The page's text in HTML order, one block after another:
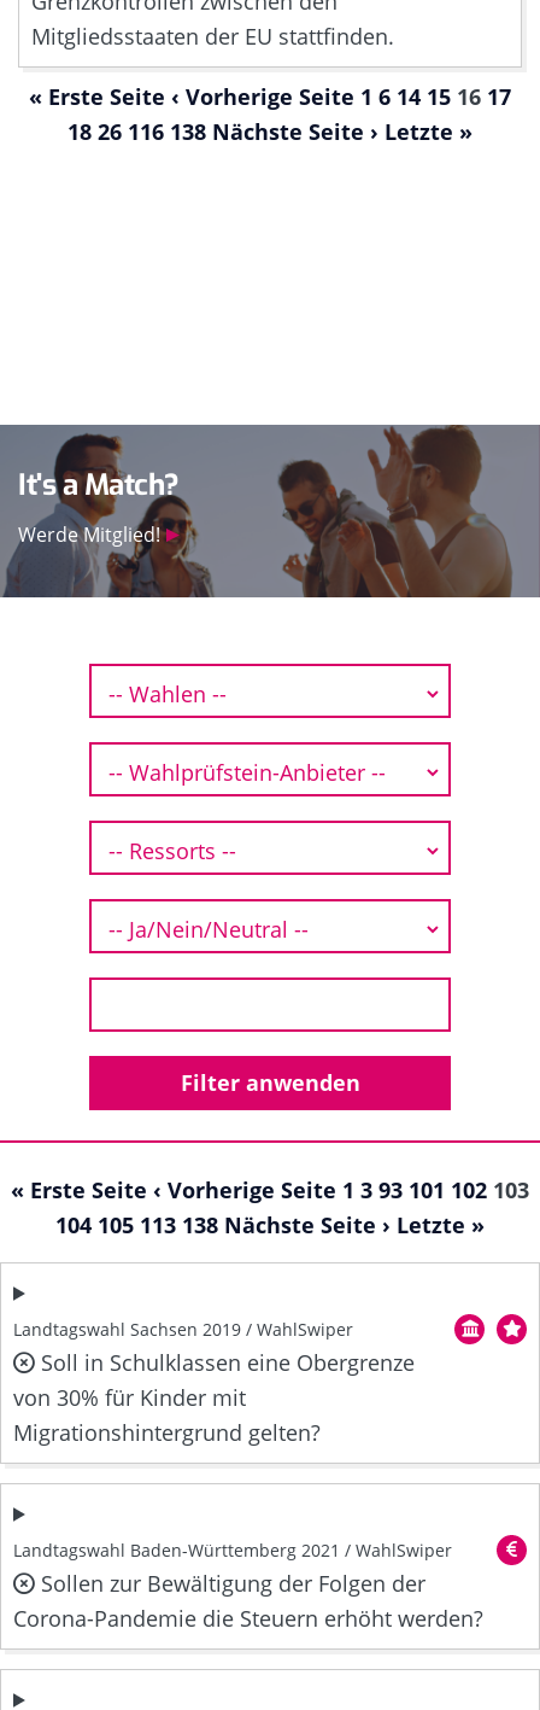
Mitgliedsstaaten der EU stattfinden.
« Erste Seite ‹ Vorherige Seite 1 6 14 15 16 17
18 26 116 138 Nächste Seite › Letzte »
It's a Match?
Werde Mitglied!
« Erste Seite ‹ Vorherige Seite 1 3 93 101 102 103
104 105 113 138 Nächste Seite › Letzte »
Landtagswahl Sachsen 2019 / WahlSwiper
Soll in Schulklassen eine Obergrenze
von 30% für Kinder mit
Migrationshintergrund gelten?
Landtagswahl Baden-Württemberg 2021 / WahlSwiper
Sollen zur Bewältigung der Folgen der
Corona-Pandemie die Steuern erhöht werden?